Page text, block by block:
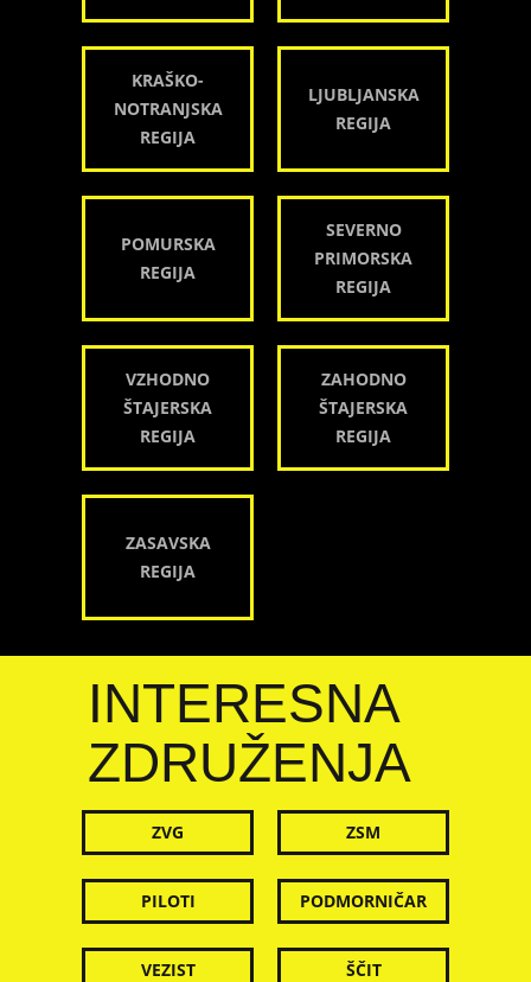
KRAŠKO-
NOTRANJSKA
REGIJA
LJUBLJANSKA
REGIJA
POMURSKA
REGIJA
SEVERNO
PRIMORSKA
REGIJA
VZHODNO
ŠTAJERSKA
REGIJA
ZAHODNO
ŠTAJERSKA
REGIJA
ZASAVSKA
REGIJA
INTERESNA
ZDRUŽENJA
ZVG ZSM
PILOTI PODMORNIČAR
VEZIST ŠČIT